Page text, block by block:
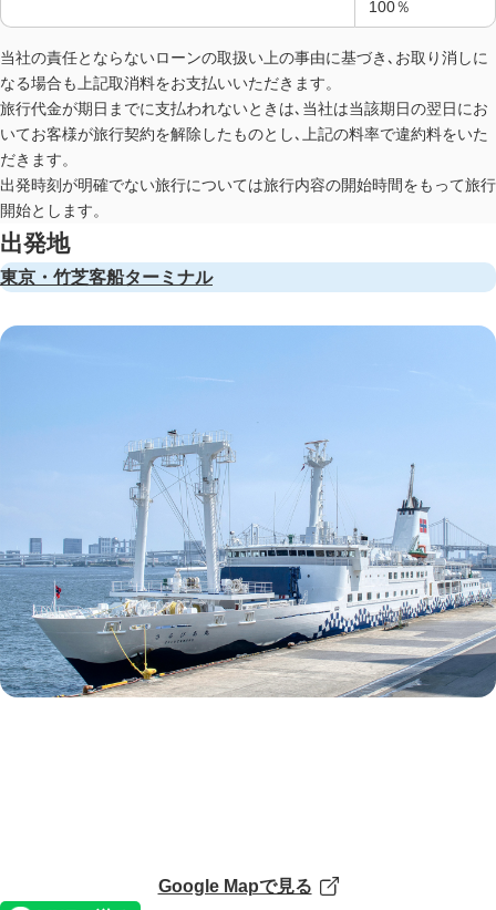
100％
当社の責任とならないローンの取扱い上の事由に基づき､お取り消しに
なる場合も上記取消料をお支払いいただきます。
旅行代金が期日までに支払われないときは､当社は当該期日の翌日にお
いてお客様が旅行契約を解除したものとし､上記の料率で違約料をいた
だきます。
出発時刻が明確でない旅行については旅行内容の開始時間をもって旅行
開始とします。
出発地
東京・竹芝客船ターミナル
Google Mapで見る